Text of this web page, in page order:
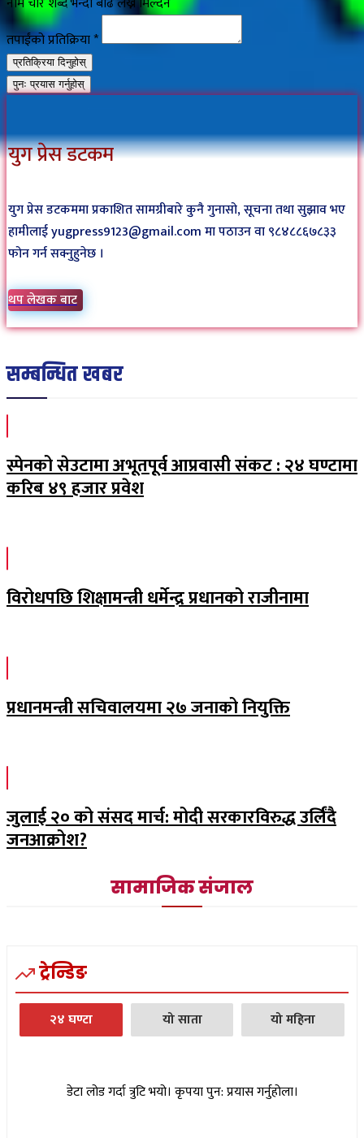
तपाईंको प्रतिक्रिया*
प्रतिक्रिया दिनुहोस्
पुनः प्रयास गर्नुहोस्
युग प्रेस डटकम
युग प्रेस डटकममा प्रकाशित सामग्रीबारे कुनै गुनासो, सूचना तथा सुझाव भए
हामीलाई yugpress9123@gmail.com मा पठाउन वा ९८४८८६७८३३
फोन गर्न सक्नुहुनेछ ।
थप लेखक बाट
सम्बन्धित खबर
स्पेनको सेउटामा अभूतपूर्व आप्रवासी संकट : २४ घण्टामा
करिब ४९ हजार प्रवेश
विरोधपछि शिक्षामन्त्री धर्मेन्द्र प्रधानको राजीनामा
प्रधानमन्त्री सचिवालयमा २७ जनाको नियुक्ति
जुलाई २० को संसद मार्च: मोदी सरकारविरुद्ध उर्लिंदै
जनआक्रोश?
सामाजिक संजाल
ट्रेन्डिङ
२४ घण्टा यो साता यो महिना
डेटा लोड गर्दा त्रुटि भयो। कृपया पुन: प्रयास गर्नुहोला।